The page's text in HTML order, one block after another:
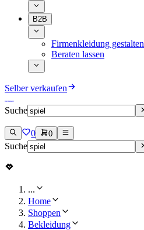
B2B
Firmenkleidung gestalten
Beraten lassen
Selber verkaufen
Suche
0 0
Suche
...
Home
Shoppen
Bekleidung